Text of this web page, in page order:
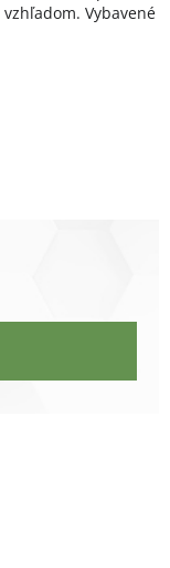
Vybavené